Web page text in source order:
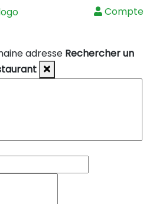
Compte
adresse Rechercher un